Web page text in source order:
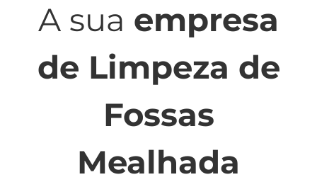
A sua empresa
de Limpeza de
Fossas
Mealhada